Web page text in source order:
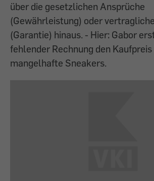
über die gesetzlichen Ansprüche
(Gewährleistung) oder
(Garantie) hinaus. - Hier: Gabor
fehlender Rechnung den
mangelhafte Sneakers.